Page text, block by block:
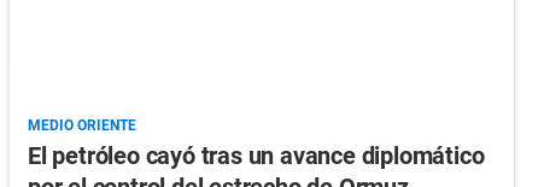
MEDIO ORIENTE
El petróleo cayó tras un avance diplomático